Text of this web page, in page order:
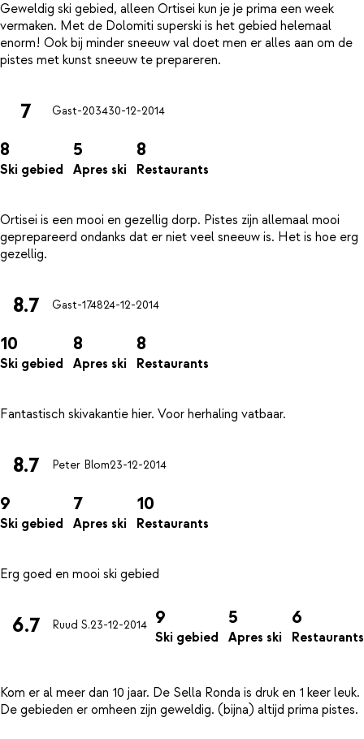
Geweldig ski gebied, alleen Ortisei kun je je prima een week
vermaken. Met de Dolomiti superski is het gebied helemaal
enorm! Ook bij minder sneeuw val doet men er alles aan om de
7 Gast-203430-12-2014
8
Ski gebied
5
Apres ski
8
Restaurants
Ortisei is een mooi en gezellig dorp. Pistes zijn allemaal mooi
geprepareerd ondanks dat er niet veel sneeuw is. Het is hoe erg
8.7 Gast-174824-12-2014
10
Ski gebied
8
Apres ski
8
Restaurants
8.7 Peter Blom23-12-2014
9
Ski gebied
7
Apres ski
10
Restaurants
6.7 Ruud S.23-12-2014 9
Ski gebied
5
Apres ski
6
Restaurants
Kom er al meer dan 10 jaar. De Sella Ronda is druk en 1 keer leuk.